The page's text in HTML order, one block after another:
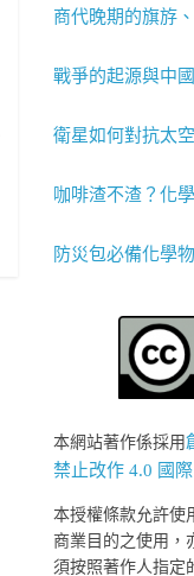
商代晚期的旗斿
戰爭的起源與中
衛星如何對抗太
咖啡渣不渣？化
防災包必備化學
本網站著作係採用
禁止改作 4.0 國
本授權條款允許使
商業目的之使用，
須按照著作人指定